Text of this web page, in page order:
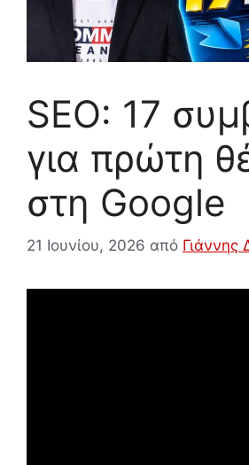
SEO: 17
για πρώτη
στη Google
21 Ιουνίου, 2026 από Γιάννης